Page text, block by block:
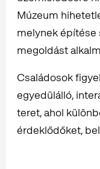
Múzeum
melynek építése
megoldást
Családosok
egyedülálló,
teret, ahol
érdeklődőket,